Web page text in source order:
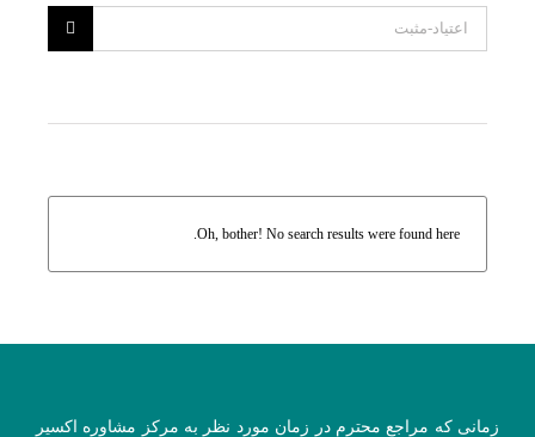
Oh, bother! No search results were found here.
زمانی که مراجع محترم در زمان مورد نظر به مرکز مشاوره اکسیر